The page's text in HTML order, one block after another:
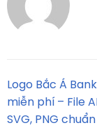
Logo Bắc Á
miễn phí – File
SVG, PNG